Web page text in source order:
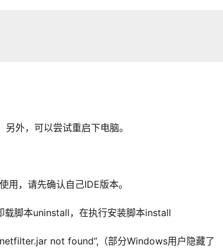
外，可以尝试重启下电脑。
用，请先确认自己IDE版本。
载脚本uninstall，在执行安装脚本install
not found”,（部分Windows用户隐藏了